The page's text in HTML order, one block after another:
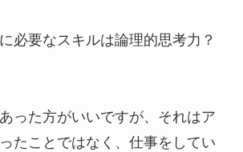
必要なスキルは論理的思考力？
った方がいいですが、それはア
たことではなく、仕事をしてい